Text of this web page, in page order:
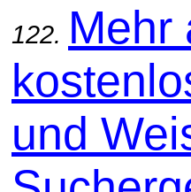
122. Mehr
und